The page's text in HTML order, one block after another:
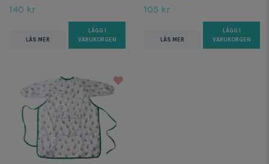
140 kr
LÄS MER
LÄGG I
VARUKORGEN
105 kr
LÄS MER
LÄGG I
VARUKORGEN